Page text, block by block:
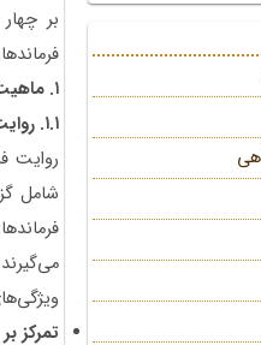
بر
۱.
۱.۱.
روایت
شامل
تمرکز